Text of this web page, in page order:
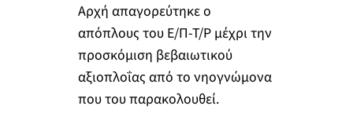
Αρχή απαγορεύτηκε ο
απόπλους του Ε/Π-Τ/Ρ μέχρι την
προσκόμιση βεβαιωτικού
αξιοπλοΐας από το νηογνώμονα
που του παρακολουθεί.